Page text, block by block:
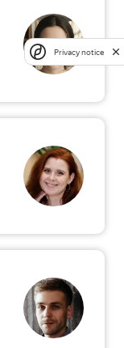
Privacy notice